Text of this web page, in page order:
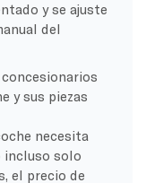
y se ajuste
del
concesionarios
y sus piezas
necesita
incluso solo
el precio de